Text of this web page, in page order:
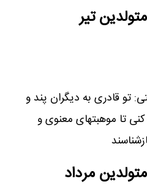
تیر
تو قادری به دیگران پند و
تا موهبتهای معنوی و
مرداد